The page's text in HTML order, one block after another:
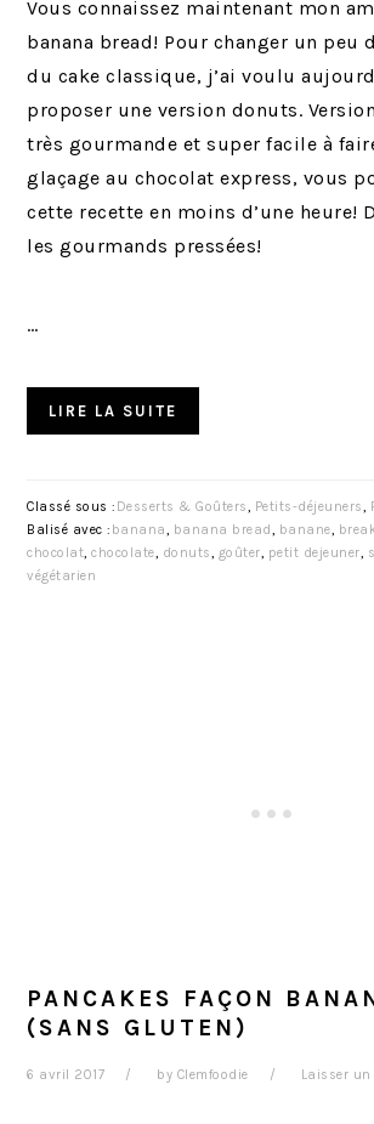
Vous connaissez maintenant mon
banana bread! Pour changer un peu
du cake classique, j’ai voulu
proposer une version donuts.
très gourmande et super facile à
glaçage au chocolat express, vous
cette recette en moins d’une heure!
les gourmands pressées!
…
LIRE LA SUITE
Classé sous : Desserts & Goûters, Petits-déjeuners,
Balisé avec : banana, banana bread, banane,
chocolat,chocolate, donuts, goûter, petit dejeuner,
végétarien
PANCAKES FAÇON
(SANS GLUTEN)
6 avril 2017 by Clemfoodie Laisser